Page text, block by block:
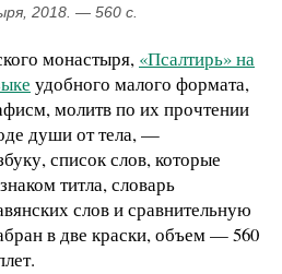
2018. — 560 с.
монастыря, «Псалтирь» на
удобного малого формата,
молитв по их прочтении
души от тела, —
список слов, которые
титла, словарь
слов и сравнительную
в две краски, объем — 560